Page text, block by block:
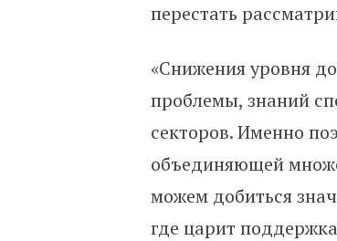
перестать
«Снижения уровня
проблемы, знаний
секторов. Именно
объединяющей
можем добиться
где царит